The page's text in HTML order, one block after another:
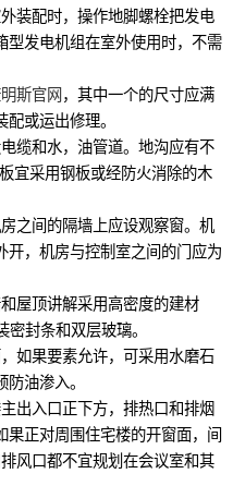
装配时，操作地脚螺栓把发电
型发电机组在室外使用时，不需
斯官网 ，其中一个的尺寸应满
或运出修理。
缆和水，油管道。地沟应有不
宜采用钢板或经防火消除的木
之间的隔墙上应设观察窗。机
开，机房与控制室之间的门应为
屋顶讲解采用高密度的建材
密封条和双层玻璃。
如果要素允许，可采用水磨石
油渗入。
出入口正下方，排热口和排烟
果正对周围住宅楼的开窗面，间
风口都不宜规划在会议室和其